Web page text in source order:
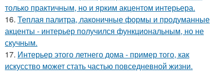
только практичным, но и ярким акцентом интерьера.
16. Теплая палитра, лаконичные формы и продуманные
акценты - интерьер получился функциональным, но не
скучным.
17. Интерьер этого летнего дома - пример того, как
искусство может стать частью повседневной жизни.